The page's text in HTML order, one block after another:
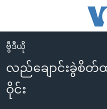
လွယ်ကူ
စေ
သည့်
Link
မူလစာမျက်နှာ
မြန်မာ
ကမ္ဘာ့သတင်းများ
ဗွီဒီယို
လည်ချောင်းခွဲစိ
ဝိုင်း